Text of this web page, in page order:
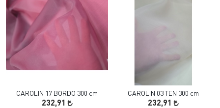
CAROLIN 17 BORDO 300 cm
232,91
CAROLIN 03 TEN 300 cm
232,91